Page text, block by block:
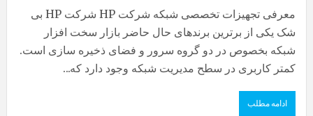
معرفی تجهیزات تخصصی شبکه شرکت HP شرکت HP بی
شک یکی از برترین برندهای حال حاضر بازار سخت افزار
شبکه بخصوص در دو گروه سرور و فضای ذخیره سازی است.
کمتر کاربری در سطح مدیریت شبکه وجود دارد که...
ادامه مطلب